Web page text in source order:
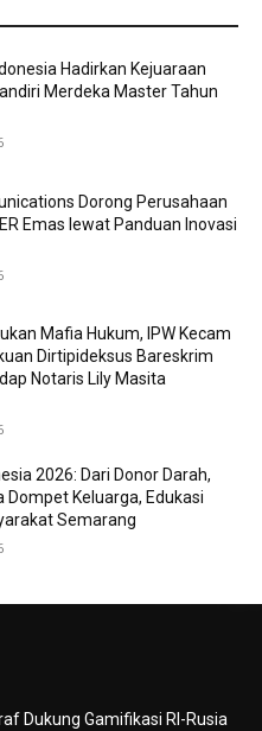
Hadirkan Kejuaraan
Merdeka Master Tahun
Dorong Perusahaan
Emas lewat Panduan Inovasi
Mafia Hukum, IPW Kecam
Dirtipideksus Bareskrim
Notaris Lily Masita
2026: Dari Donor Darah,
Dompet Keluarga, Edukasi
Semarang
Dukung Gamifikasi RI-Rusia